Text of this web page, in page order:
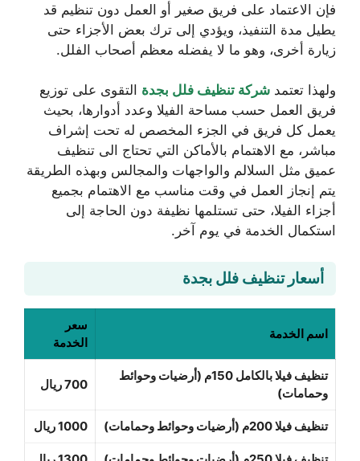
فإن الاعتماد على فريق صغير أو العمل دون تنظيم قد
يطيل مدة التنفيذ، ويؤدي إلى ترك بعض الأجزاء حتى
زيارة أخرى، وهو ما لا يفضله معظم أصحاب الفلل.
ولهذا تعتمد شركة تنظيف فلل بجدة التقوى على توزيع
فريق العمل حسب مساحة الفيلا وعدد أدوارها، بحيث
يعمل كل فريق في الجزء المخصص له تحت إشراف
مباشر، مع الاهتمام بالأماكن التي تحتاج الى تنظيف
عميق مثل السلالم والواجهات والمجالس وبهذه الطريقة
يتم إنجاز العمل في وقت مناسب مع الاهتمام بجميع
أجزاء الفيلا، حتى تستلمها نظيفة دون الحاجة إلى
استكمال الخدمة في يوم آخر.
أسعار تنظيف فلل بجدة
اسم الخدمة
سعر
الخدمة
تنظيف فيلا بالكامل 150م (أرضيات وحوائط
وحمامات)
700 ريال
تنظيف فيلا 200م (أرضيات وحوائط وحمامات) 1000 ريال